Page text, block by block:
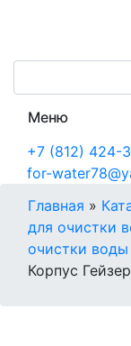
+7 (812) 424-
for-
Меню
Главная »
для очистки
очистки воды
Корпус